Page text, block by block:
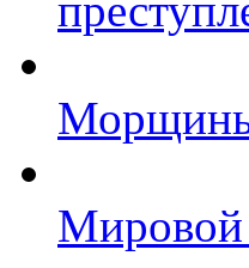
Морщины
Мировой